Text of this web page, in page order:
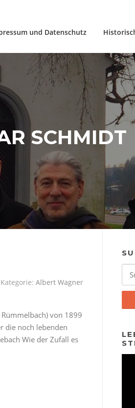
und Datenschutz
SCHMIDT
Kategorie: Albert Wagner
von 1899
die noch lebenden
Wie der Zufall es